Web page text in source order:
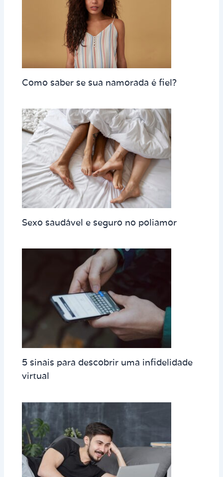
Como saber se sua namorada é fiel?
Sexo saudável e seguro no poliamor
5 sinais para descobrir uma infidelidade
virtual